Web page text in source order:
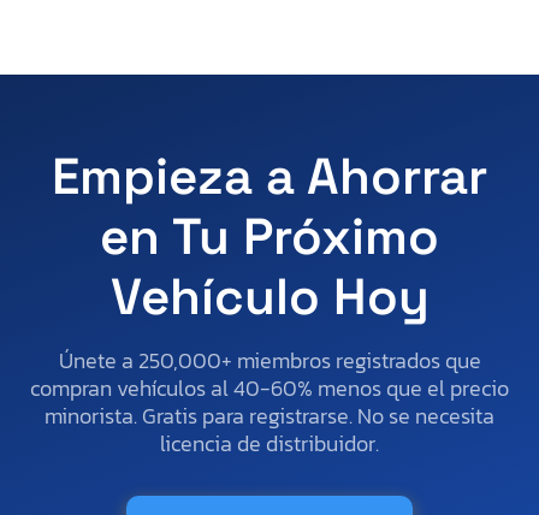
Empieza a Ahorrar
en Tu Próximo
Vehículo Hoy
Únete a 250,000+ miembros registrados que
compran vehículos al 40-60% menos que el precio
minorista. Gratis para registrarse. No se necesita
licencia de distribuidor.